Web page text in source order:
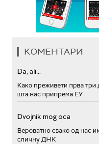
КОМЕНТАРИ
Da, ali...
Како преживети прва три
шта нас припрема ЕУ
Dvojnik mog oca
Вероватно свако од нас
сличну ДНК